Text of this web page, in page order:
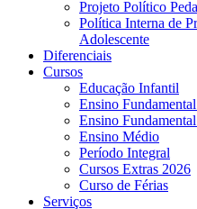
Projeto Político
Política Interna de
Adolescente
Diferenciais
Cursos
Educação Infantil
Ensino
Ensino
Ensino Médio
Período Integral
Cursos Extras 2026
Curso de Férias
Serviços